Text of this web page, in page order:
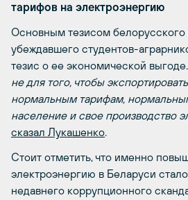
тарифов на электроэнергию
Основным тезисом белорусского
убеждавшего студентов-
тезис о ее экономической выгоде.
не для того, чтобы
нормальным тарифам,
население и свое производство
сказал Лукашенко.
Стоит отметить, что именно
электроэнергию в Беларуси
недавнего коррупционного